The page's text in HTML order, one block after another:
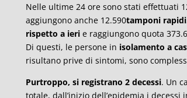
Nelle ultime 24 ore sono stati effettuati
aggiungono anche 12.590tamponi rapidi
rispetto a ierie raggiungono quota
Di questi, le persone in isolamento a
risultano prive di sintomi, sono
Purtroppo, si registrano 2 decessi. Un
totale, dall’inizio dell’epidemia i